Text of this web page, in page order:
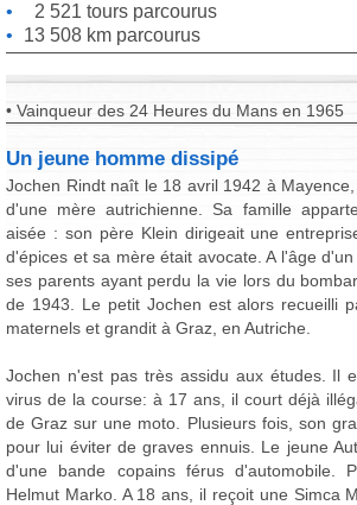
2 521 tours parcourus
13 508 km parcourus
• Vainqueur des 24 Heures du Mans en 1965
Un jeune homme dissipé
Jochen Rindt naît le 18 avril 1942 à
d'une mère autrichienne. Sa famille
aisée : son père Klein dirigeait une
d'épices et sa mère était avocate. A l'âge d'un
ses parents ayant perdu la vie lors du
de 1943. Le petit Jochen est alors recueilli
maternels et grandit à Graz, en Autriche.
Jochen n'est pas très assidu aux études. Il
virus de la course: à 17 ans, il court déjà
de Graz sur une moto. Plusieurs fois, son
pour lui éviter de graves ennuis. Le jeune
d'une bande copains férus d'automobile.
Helmut Marko. A 18 ans, il reçoit une Simca